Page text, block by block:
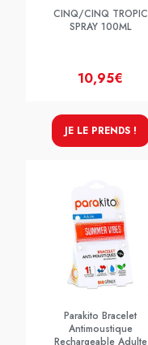
CINQ/CINQ TROPIC
SPRAY 100ML
10,95€
JE LE PRENDS !
Parakito Bracelet
Antimoustique
Rechargeable Adulte